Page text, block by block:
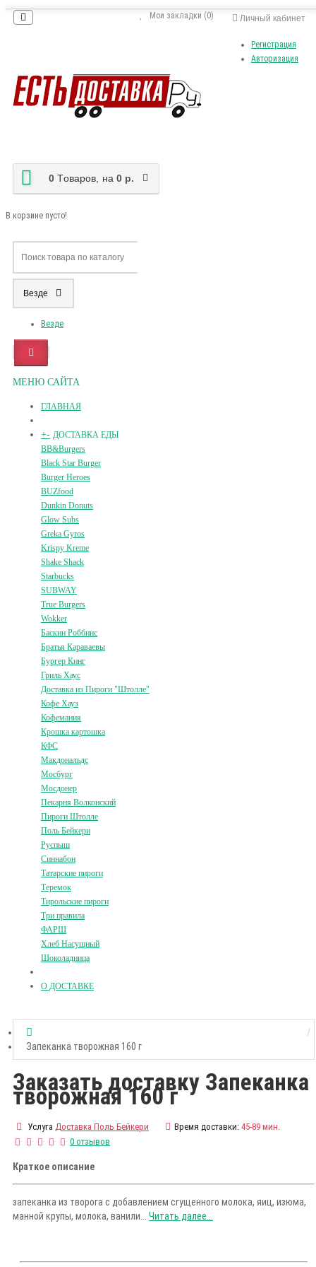
Личный кабинет
Регистрация
Авторизация
Мои закладки (0)
0 Tоваров, на 0 р.
В корзине пусто!
Везде
Везде
МЕНЮ САЙТА
ГЛАВНАЯ
+- ДОСТАВКА ЕДЫ
BB&Burgers
Black Star Burger
Burger Heroes
BUZfood
Dunkin Donuts
Glow Subs
Greka Gyros
Krispy Kreme
Shake Shack
Starbucks
SUBWAY
True Burgers
Wokker
Баскин Роббинс
Братья Караваевы
Бургер Кинг
Гриль Хаус
Доставка из Пироги "Штолле"
Кофе Хауз
Кофемания
Крошка картошка
КФС
Макдональдс
Мосбург
Мосдонер
Пекарня Волконский
Пироги Штолле
Поль Бейкери
Руспыш
Синнабон
Татарские пироги
Теремок
Тирольские пироги
Три правила
ФАРШ
Хлеб Насущный
Шоколадница
О ДОСТАВКЕ
Запеканка творожная 160 г
Заказать доставку Запеканка
творожная 160 г
Услуга Доставка Поль Бейкери Время доставки: 45-89 мин.
0 отзывов
Краткое описание
запеканка из творога с добавлением сгущенного молока, яиц, изюма,
манной крупы, молока, ванили... Читать далее...